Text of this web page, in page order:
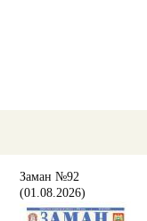
Заман №92
(01.08.2026)